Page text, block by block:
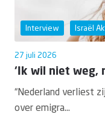
Interview Israël
27 juli 2026
‘Ik wil niet weg,
“Nederland verliest
over emigra...